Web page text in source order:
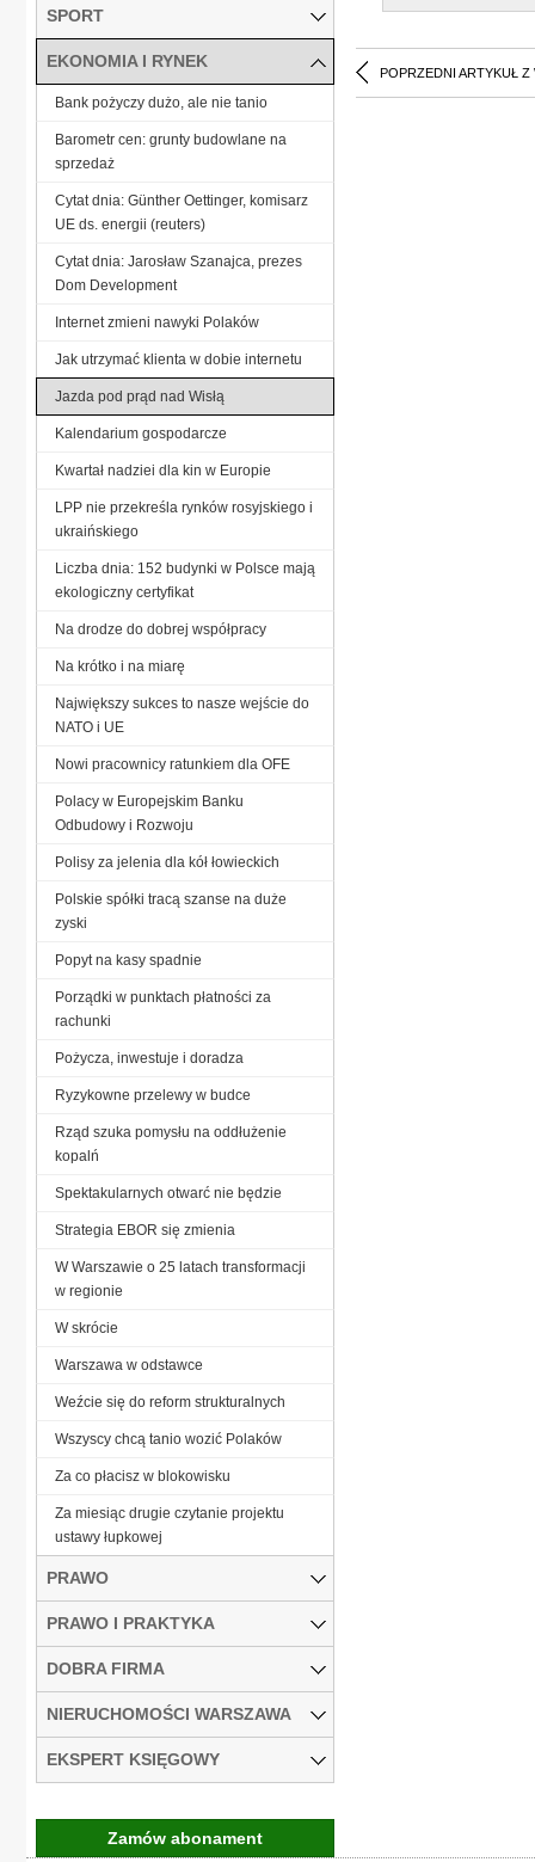
POPRZEDNI ARTYKUŁ Z
SPORT
EKONOMIA I RYNEK
Bank pożyczy dużo, ale nie tanio
Barometr cen: grunty budowlane na
sprzedaż
Cytat dnia: Günther Oettinger, komisarz
UE ds. energii (reuters)
Cytat dnia: Jarosław Szanajca, prezes
Dom Development
Internet zmieni nawyki Polaków
Jak utrzymać klienta w dobie internetu
Jazda pod prąd nad Wisłą
Kalendarium gospodarcze
Kwartał nadziei dla kin w Europie
LPP nie przekreśla rynków rosyjskiego i
ukraińskiego
Liczba dnia: 152 budynki w Polsce mają
ekologiczny certyfikat
Na drodze do dobrej współpracy
Na krótko i na miarę
Największy sukces to nasze wejście do
NATO i UE
Nowi pracownicy ratunkiem dla OFE
Polacy w Europejskim Banku
Odbudowy i Rozwoju
Polisy za jelenia dla kół łowieckich
Polskie spółki tracą szanse na duże
zyski
Popyt na kasy spadnie
Porządki w punktach płatności za
rachunki
Pożycza, inwestuje i doradza
Ryzykowne przelewy w budce
Rząd szuka pomysłu na oddłużenie
kopalń
Spektakularnych otwarć nie będzie
Strategia EBOR się zmienia
W Warszawie o 25 latach transformacji
w regionie
W skrócie
Warszawa w odstawce
Weźcie się do reform strukturalnych
Wszyscy chcą tanio wozić Polaków
Za co płacisz w blokowisku
Za miesiąc drugie czytanie projektu
ustawy łupkowej
PRAWO
PRAWO I PRAKTYKA
DOBRA FIRMA
NIERUCHOMOŚCI WARSZAWA
EKSPERT KSIĘGOWY
Zamów abonament